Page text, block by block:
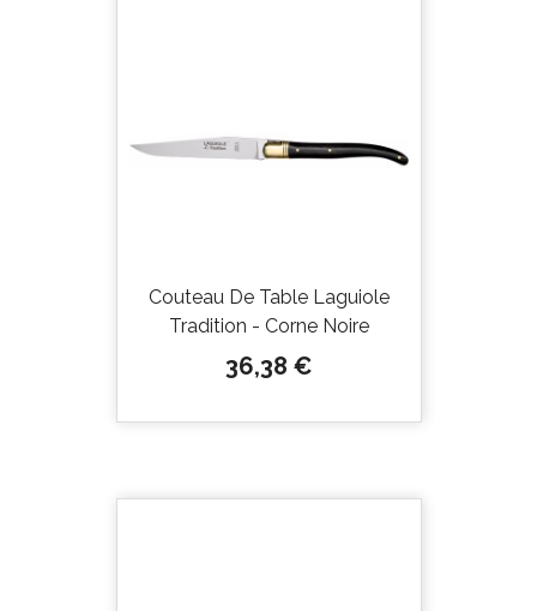
Couteau De Table Laguiole
Tradition - Corne Noire
Prix
36,38 €